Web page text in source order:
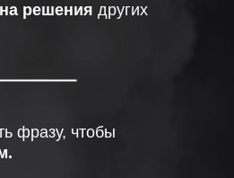
решения других
фразу, чтобы